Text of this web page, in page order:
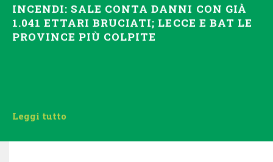
INCENDI: SALE CONTA DANNI CON GIÀ
1.041 ETTARI BRUCIATI; LECCE E BAT LE
PROVINCE PIÙ COLPITE
Leggi tutto